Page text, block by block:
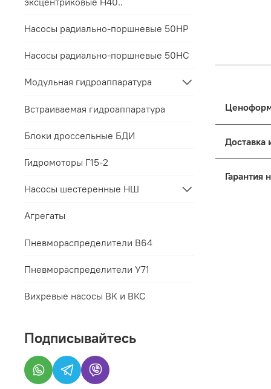
к
Насосы радиально-поршневые 50НР
Насосы радиально-поршневые 50НС
Модульная гидроаппаратура
Встраиваемая гидроаппаратура
Блоки дроссельные БДИ
Гидромоторы Г15-2
Насосы шестеренные НШ
Агрегаты
Пневмораспределители В64
Пневмораспределители У71
Вихревые насосы ВК и ВКС
Подписывайтесь